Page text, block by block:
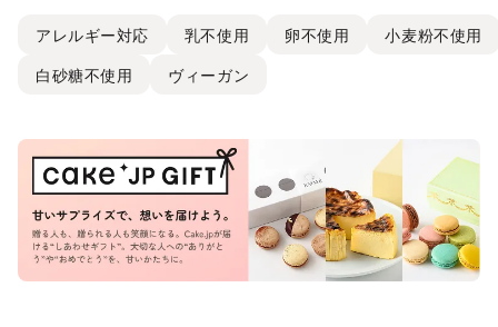
アレルギー対応 乳不使用 卵不使用 小麦粉不使用
白砂糖不使用 ヴィーガン